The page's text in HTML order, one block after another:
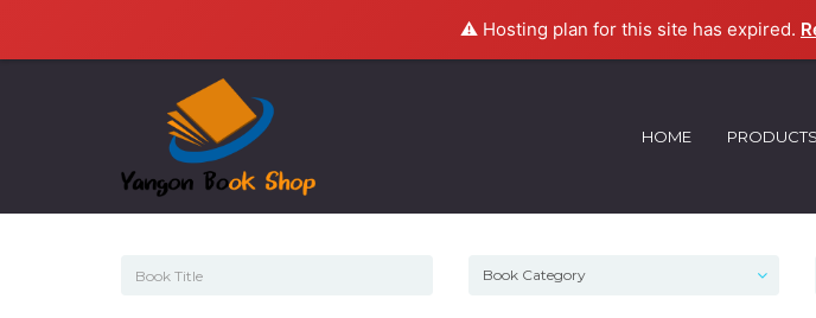
⚠️ Hosting plan for this site has expired.
HOME PRODUCTS